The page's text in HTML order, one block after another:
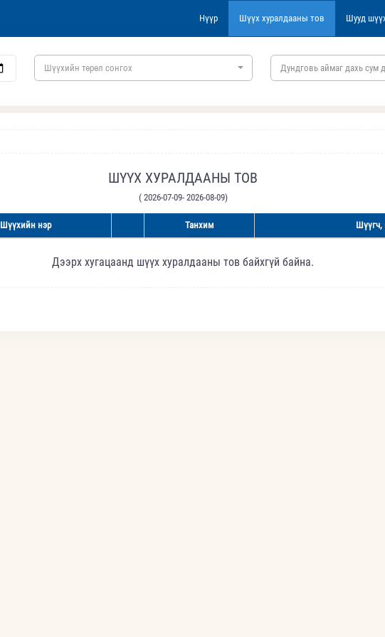
Нүүр Шүүх хуралдааны тов Шууд
Шүүхийн төрөл сонгох Дундговь аймаг дахь сум
ШҮҮХ ХУРАЛДААНЫ ТОВ
( 2026-07-09- 2026-08-09)
Шүүхийн нэр Танхим Шүүгч,
Дээрх хугацаанд шүүх хуралдааны тов байхгүй байна.